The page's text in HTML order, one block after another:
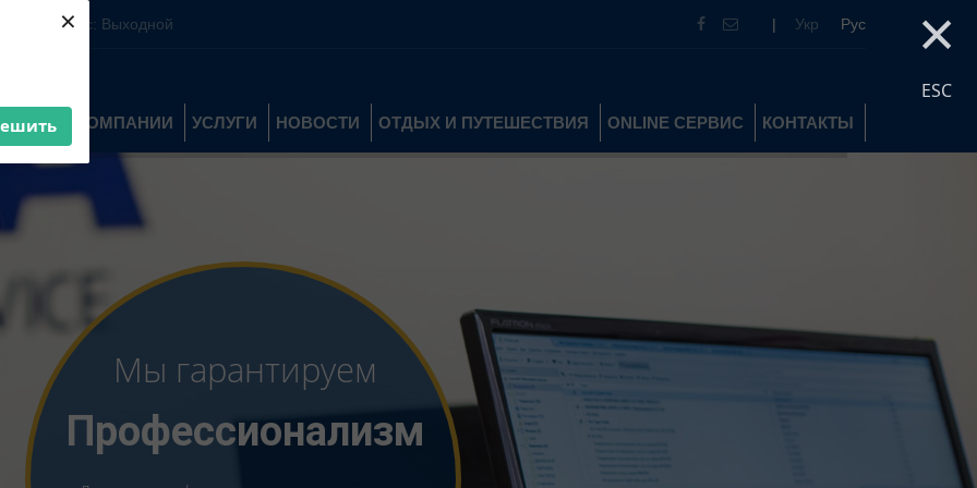
× ×
ESC
16:00 Вс: Выходной | Укр Рус
О КОМПАНИИ УСЛУГИ НОВОСТИ ОТДЫХ И ПУТЕШЕСТВИЯ ONLINE СЕРВИС КОНТАКТЫ
Мы гарантируем
Ответственность
Ответственность за предоставленные